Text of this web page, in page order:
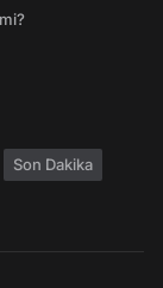
Son Dakika